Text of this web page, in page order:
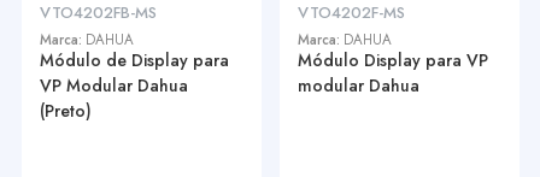
VTO4202FB-MS
Marca: DAHUA
Módulo de Display para
VP Modular Dahua
(Preto)
VTO4202F-MS
Marca: DAHUA
Módulo Display para VP
modular Dahua